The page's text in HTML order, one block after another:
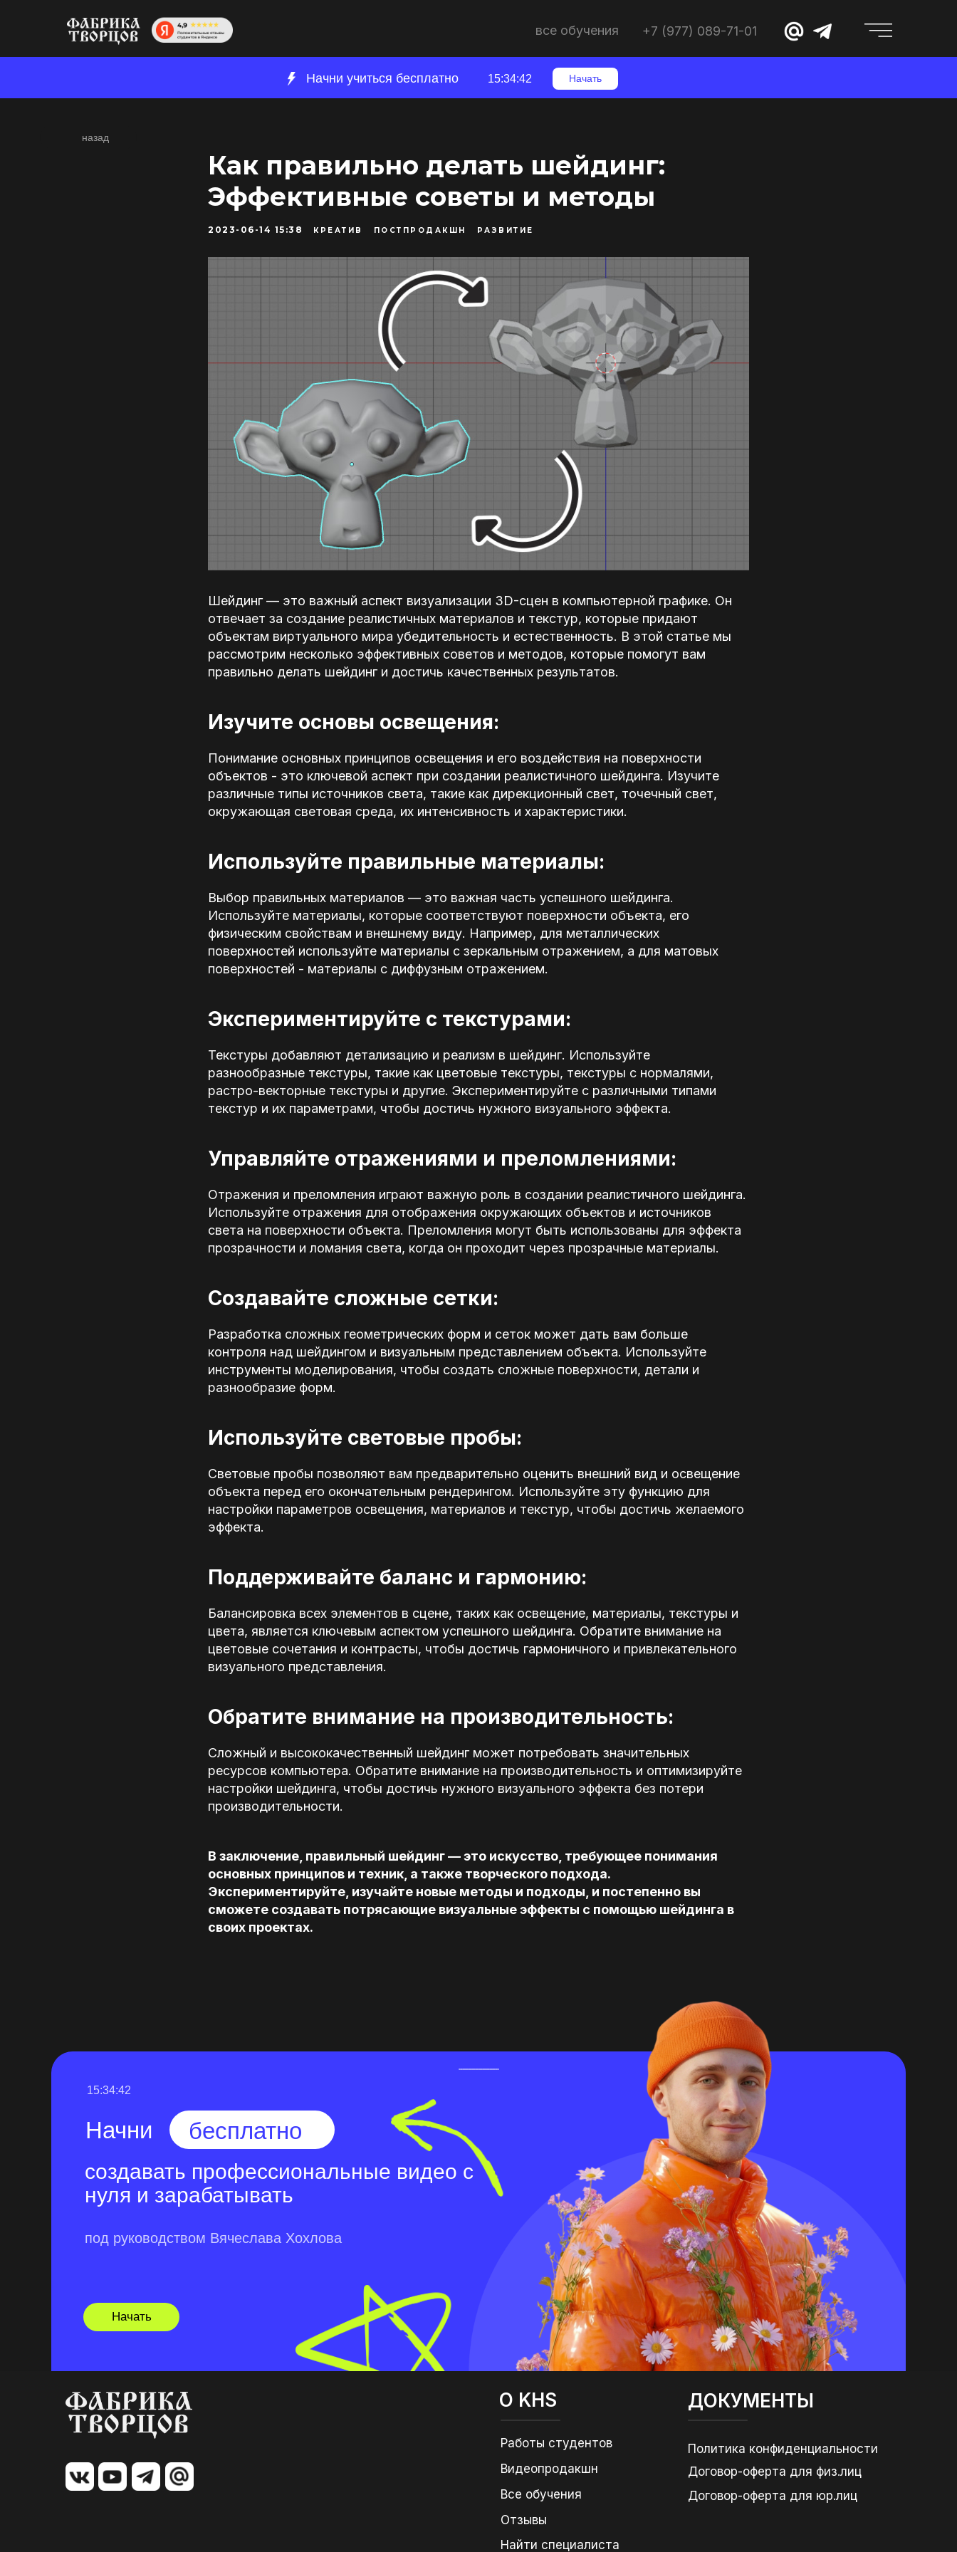
все обучения +7 (977) 089-71-01
15:34:41
Начни учиться бесплатно Начать
назад
Как правильно делать шейдинг:
Эффективные советы и методы
2023-06-14 15:38 КРЕАТИВ ПОСТПРОДАКШН РАЗВИТИЕ
Шейдинг — это важный аспект визуализации 3D-сцен в компьютерной графике. Он
отвечает за создание реалистичных материалов и текстур, которые придают
объектам виртуального мира убедительность и естественность. В этой статье мы
рассмотрим несколько эффективных советов и методов, которые помогут вам
правильно делать шейдинг и достичь качественных результатов.
Изучите основы освещения:
Понимание основных принципов освещения и его воздействия на поверхности
объектов - это ключевой аспект при создании реалистичного шейдинга. Изучите
различные типы источников света, такие как дирекционный свет, точечный свет,
окружающая световая среда, их интенсивность и характеристики.
Используйте правильные материалы:
Выбор правильных материалов — это важная часть успешного шейдинга.
Используйте материалы, которые соответствуют поверхности объекта, его
физическим свойствам и внешнему виду. Например, для металлических
поверхностей используйте материалы с зеркальным отражением, а для матовых
поверхностей - материалы с диффузным отражением.
Экспериментируйте с текстурами:
Текстуры добавляют детализацию и реализм в шейдинг. Используйте
разнообразные текстуры, такие как цветовые текстуры, текстуры с нормалями,
растро-векторные текстуры и другие. Экспериментируйте с различными типами
текстур и их параметрами, чтобы достичь нужного визуального эффекта.
Управляйте отражениями и преломлениями:
Отражения и преломления играют важную роль в создании реалистичного шейдинга.
Используйте отражения для отображения окружающих объектов и источников
света на поверхности объекта. Преломления могут быть использованы для эффекта
прозрачности и ломания света, когда он проходит через прозрачные материалы.
Создавайте сложные сетки:
Разработка сложных геометрических форм и сеток может дать вам больше
контроля над шейдингом и визуальным представлением объекта. Используйте
инструменты моделирования, чтобы создать сложные поверхности, детали и
разнообразие форм.
Используйте световые пробы:
Световые пробы позволяют вам предварительно оценить внешний вид и освещение
объекта перед его окончательным рендерингом. Используйте эту функцию для
настройки параметров освещения, материалов и текстур, чтобы достичь желаемого
эффекта.
Поддерживайте баланс и гармонию:
Балансировка всех элементов в сцене, таких как освещение, материалы, текстуры и
цвета, является ключевым аспектом успешного шейдинга. Обратите внимание на
цветовые сочетания и контрасты, чтобы достичь гармоничного и привлекательного
визуального представления.
Обратите внимание на производительность:
Сложный и высококачественный шейдинг может потребовать значительных
ресурсов компьютера. Обратите внимание на производительность и оптимизируйте
настройки шейдинга, чтобы достичь нужного визуального эффекта без потери
производительности.
В заключение, правильный шейдинг — это искусство, требующее понимания
основных принципов и техник, а также творческого подхода.
Экспериментируйте, изучайте новые методы и подходы, и постепенно вы
сможете создавать потрясающие визуальные эффекты с помощью шейдинга в
своих проектах.
под руководством Вячеслава Хохлова
создавать профессиональные видео с
нуля и зарабатывать
Начни бесплатно
15:34:41
Начать
Договор-оферта для юр.лиц
Договор-оферта для физ.лиц
Политика конфиденциальности
ДОКУМЕНТЫ
Найти специалиста
Отзывы
Все обучения
Работы студентов
Видеопродакшн
О KHS